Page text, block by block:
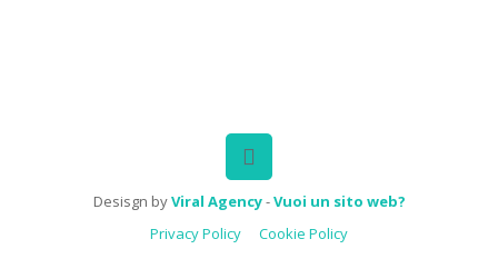
Desisgn byViral Agency-Vuoi un sito web?
Privacy Policy
Cookie Policy